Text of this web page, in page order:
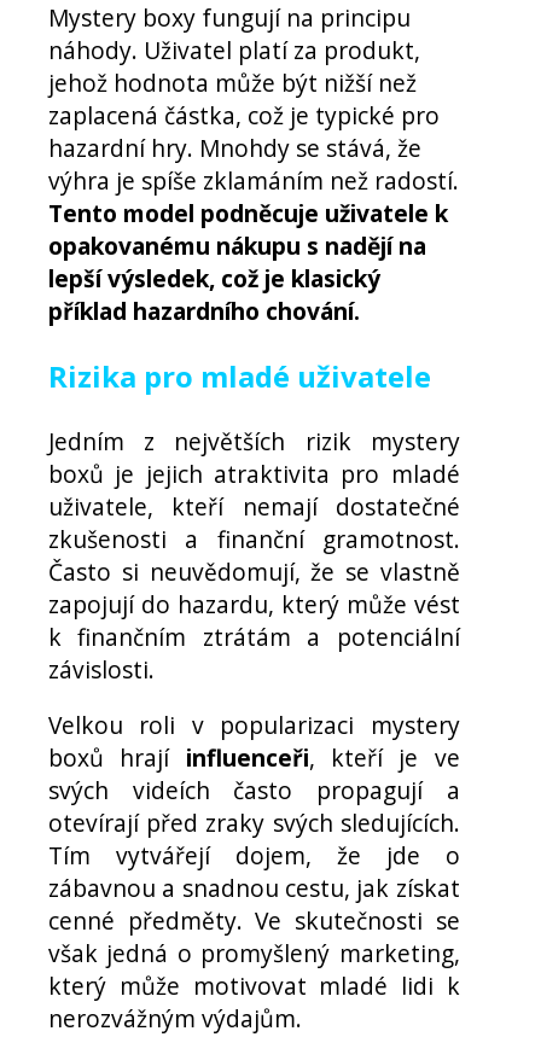
Mystery boxy fungují na principu
náhody. Uživatel platí za produkt,
jehož hodnota může být nižší než
zaplacená částka, což je typické pro
hazardní hry. Mnohdy se stává, že
výhra je spíše zklamáním než radostí.
Tento model podněcuje uživatele k
opakovanému nákupu s nadějí na
lepší výsledek, což je klasický
příklad hazardního chování.
Rizika pro mladé uživatele
Jedním z největších rizik mystery
boxů je jejich atraktivita pro mladé
uživatele, kteří nemají dostatečné
zkušenosti a finanční gramotnost.
Často si neuvědomují, že se vlastně
zapojují do hazardu, který může vést
k finančním ztrátám a potenciální
závislosti.
Velkou roli v popularizaci mystery
boxů hrají influenceři, kteří je ve
svých videích často propagují a
otevírají před zraky svých sledujících.
Tím vytvářejí dojem, že jde o
zábavnou a snadnou cestu, jak získat
cenné předměty. Ve skutečnosti se
však jedná o promyšlený marketing,
který může motivovat mladé lidi k
nerozvážným výdajům.